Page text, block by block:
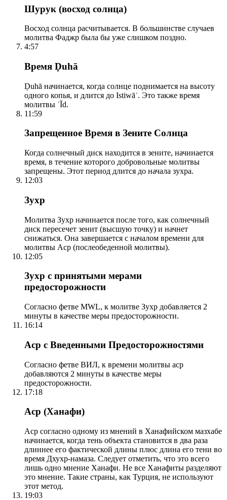
Шурук (восход солнца)
Восход солнца расчитывается. В большинстве случаев
молитва Фаджр была бы уже слишком поздно.
4:57
Время Ḍuhā
Ḍuhā начинается, когда солнце поднимается на высоту
одного копья, и длится до Istiwāʾ. Это также время
молитвы ʿĪd.
11:59
Запрещенное Время в Зените Солнца
Когда солнечный диск находится в зените, начинается
время, в течение которого добровольные молитвы
запрещены. Этот период длится до начала зухра.
12:03
Зухр
Молитва Зухр начинается после того, как солнечный
диск пересечет зенит (высшую точку) и начнет
снижаться. Она завершается с началом времени для
молитвы Аср (послеобеденной молитвы).
12:05
Зухр с принятыми мерами
предосторожности
Согласно фетве MWL, к молитве Зухр добавляется 2
минуты в качестве меры предосторожности.
16:14
Аср с Введенными Предосторожностями
Согласно фетве ВИЛ, к времени молитвы аср
добавляются 2 минуты в качестве меры
предосторожности.
17:18
Аср (Ханафи)
Аср согласно одному из мнений в Ханафийском мазхабе
начинается, когда тень объекта становится в два раза
длиннее его фактической длины плюс длина его тени во
время Дхухр-намаза. Следует отметить, что это всего
лишь одно мнение Ханафи. Не все Ханафиты разделяют
это мнение. Такие страны, как Турция, не используют
этот метод.
19:03